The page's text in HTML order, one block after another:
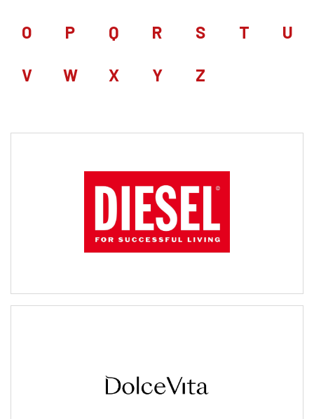
O P Q R S T U
V W X Y Z